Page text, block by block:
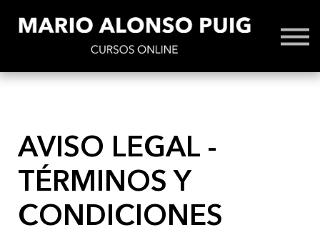
Cóntacto / FAQs
Iniciar Sesión
AVISO LEGAL -
TÉRMINOS Y
CONDICIONES